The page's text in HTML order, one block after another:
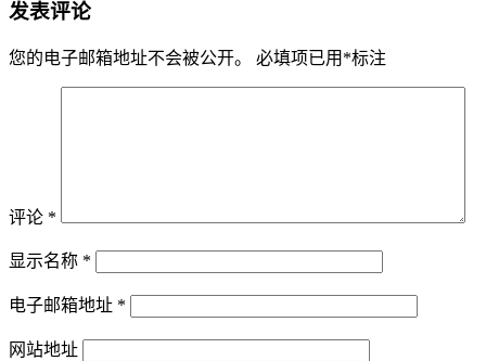
发表评论
您的电子邮箱地址不会被公开。 必填项已用 *标注
评论 *
显示名称 *
电子邮箱地址 *
网站地址